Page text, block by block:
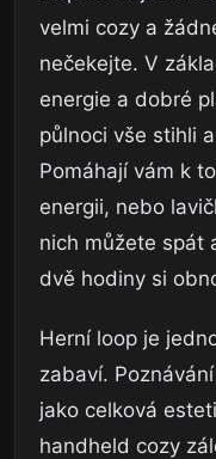
velmi cozy a
nečekejte. V
energie a dobré
půlnoci vše stihli
Pomáhají vám k
energii, nebo
nich můžete spát
dvě hodiny si
Herní loop je
zabaví.
jako celková
handheld cozy